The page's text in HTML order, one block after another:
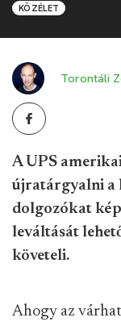
KÖZÉLET
Torontáli
A UPS
újratárgyalni a
dolgozókat
leváltását
követeli.
Ahogy az